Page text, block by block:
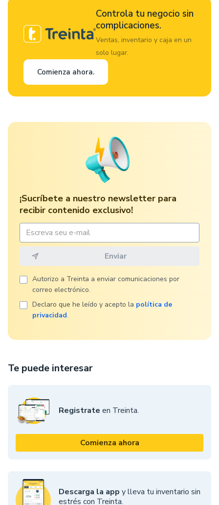
Te puede interesar
Registrate en Treinta.
Comienza ahora
Descarga la app y lleva tu inventario sin
estrés con Treinta.
Controla tu negocio sin
complicaciones.
Ventas, inventario y caja en un
solo lugar.
Comienza ahora.
¡Sucríbete a nuestro newsletter para
recibir contenido exclusivo!
Autorizo ​​a Treinta a enviar comunicaciones por
correo electrónico.
Declaro que he leído y acepto la política de
privacidad.